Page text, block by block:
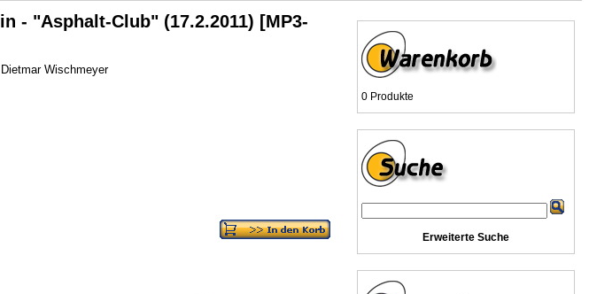
- "Asphalt-Club" (17.2.2011) [MP3-
Wischmeyer
0 Produkte
Erweiterte Suche